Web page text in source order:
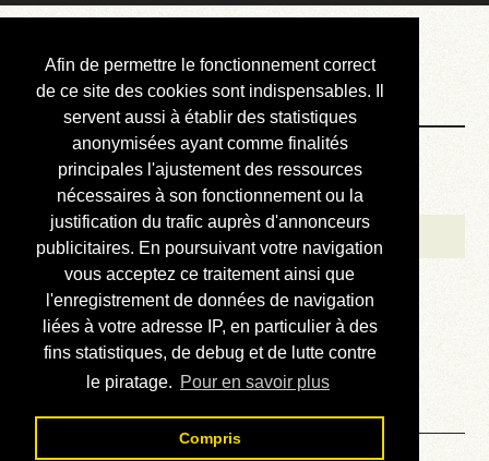
Afin de permettre le fonctionnement correct
de ce site des cookies sont indispensables. Il
servent aussi à établir des statistiques
anonymisées ayant comme finalités
principales l'ajustement des ressources
nécessaires à son fonctionnement ou la
justification du trafic auprès d'annonceurs
publicitaires. En poursuivant votre navigation
vous acceptez ce traitement ainsi que
l'enregistrement de données de navigation
liées à votre adresse IP, en particulier à des
fins statistiques, de debug et de lutte contre
le piratage. Pour en savoir plus
Compris
Courbis, « LE »
Blog Officiel
Bienvenue
Réalisations
Divers (et d’été)
Annonces
Liens externes
Téléchargement
Contact